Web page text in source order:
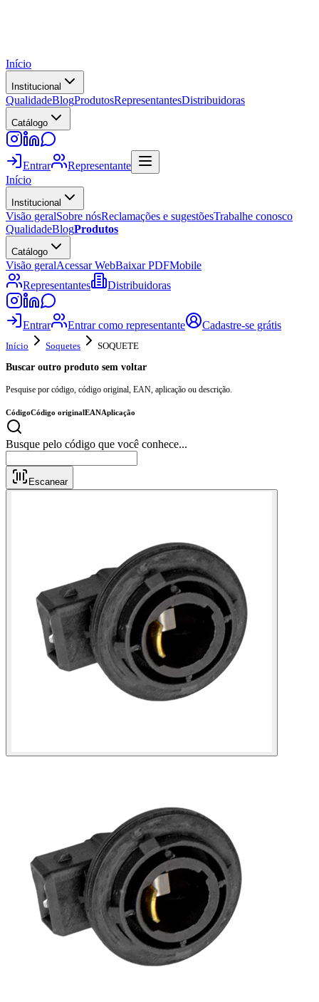
Início
Institucional
QualidadeBlogProdutosRepresentantesDistribuidoras
Catálogo
Entrar
Representante
Início
Institucional
Visão geralSobre nósReclamações e sugestõesTrabalhe conosco
QualidadeBlogProdutos
Catálogo
Visão geralAcessar WebBaixar PDFMobile
Representantes
Distribuidoras
Entrar Entrar como representante Cadastre-se grátis
Início Soquetes
SOQUETE
Buscar outro produto sem voltar
Pesquise por código, código original, EAN, aplicação ou descrição.
CódigoCódigo originalEANAplicação
Busque pelo códig
Escanear